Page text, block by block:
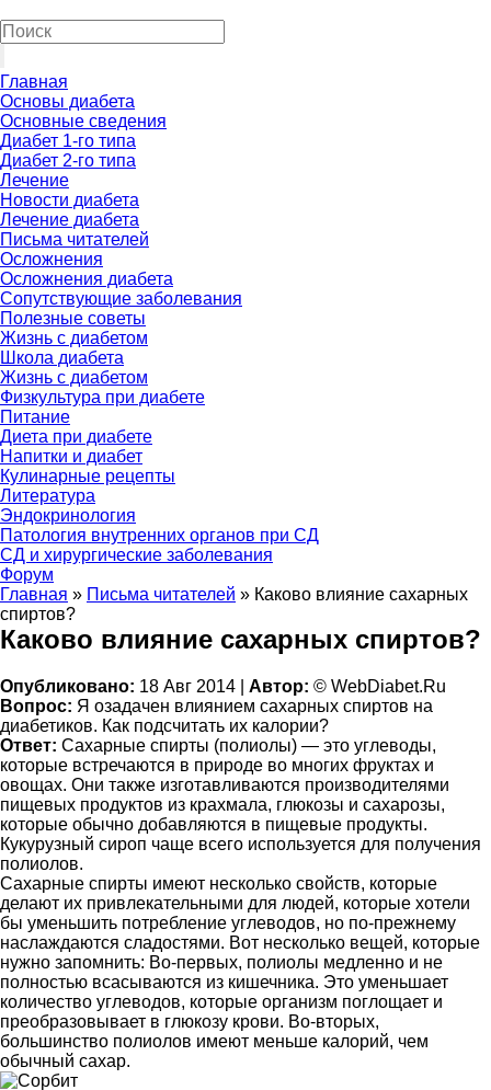
Главная
Основы диабета
Основные сведения
Диабет 1-го типа
Диабет 2-го типа
Лечение
Новости диабета
Лечение диабета
Письма читателей
Осложнения
Осложнения диабета
Сопутствующие заболевания
Полезные советы
Жизнь с диабетом
Школа диабета
Жизнь с диабетом
Физкультура при диабете
Питание
Диета при диабете
Напитки и диабет
Кулинарные рецепты
Литература
Эндокринология
Патология внутренних органов при СД
СД и хирургические заболевания
Форум
Главная » Письма читателей » Каково влияние сахарных
спиртов?
Каково влияние сахарных спиртов?
Опубликовано: 18 Авг 2014 | Автор: © WebDiabet.Ru
Вопрос: Я озадачен влиянием сахарных спиртов на
диабетиков. Как подсчитать их калории?
Ответ: Сахарные спирты (полиолы) — это углеводы,
которые встречаются в природе во многих фруктах и
овощах. Они также изготавливаются производителями
пищевых продуктов из крахмала, глюкозы и сахарозы,
которые обычно добавляются в пищевые продукты.
Кукурузный сироп чаще всего используется для получения
полиолов.
Сахарные спирты имеют несколько свойств, которые
делают их привлекательными для людей, которые хотели
бы уменьшить потребление углеводов, но по-прежнему
наслаждаются сладостями. Вот несколько вещей, которые
нужно запомнить: Во-первых, полиолы медленно и не
полностью всасываются из кишечника. Это уменьшает
количество углеводов, которые организм поглощает и
преобразовывает в глюкозу крови. Во-вторых,
большинство полиолов имеют меньше калорий, чем
обычный сахар.